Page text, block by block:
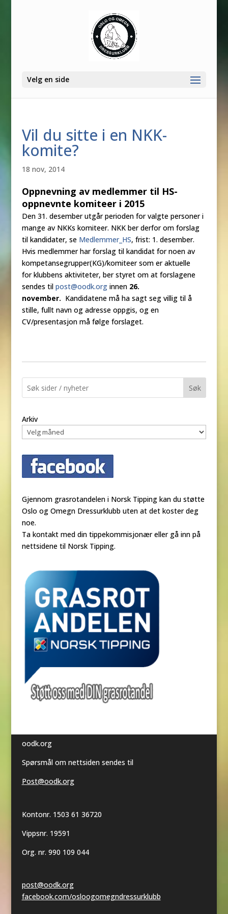
Velg en side
Vil du sitte i en NKK-
komite?
18 nov, 2014
Oppnevning av medlemmer til HS-
oppnevnte komiteer i 2015
Den 31. desember utgår perioden for valgte personer i
mange av NKKs komiteer. NKK ber derfor om forslag
til kandidater, se Medlemmer_HS, frist: 1. desember.
Hvis medlemmer har forslag til kandidat for noen av
kompetansegrupper(KG)/komiteer som er aktuelle
for klubbens aktiviteter, ber styret om at forslagene
sendes til post@oodk.orginnen 26.
november. Kandidatene må ha sagt seg villig til å
stille, fullt navn og adresse oppgis, og en
CV/presentasjon må følge forslaget.
Søk
Arkiv
Gjennom grasrotandelen i Norsk Tipping kan du støtte
Oslo og Omegn Dressurklubb uten at det koster deg
noe.
Ta kontakt med din tippekommisjonær eller gå inn på
nettsidene til Norsk Tipping.
oodk.org
Spørsmål om nettsiden sendes til
Post@oodk.org
Kontonr. 1503 61 36720
Vippsnr. 19591
Org. nr. 990 109 044
post@oodk.org
facebook.com/osloogomegndressurklubb